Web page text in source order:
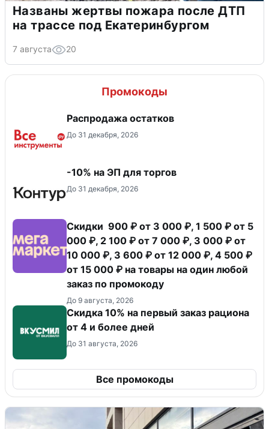
Названы жертвы пожара после ДТП
на трассе под Екатеринбургом
7 августа 20
Промокоды
Распродажа остатков
До 31 декабря, 2026
-10% на ЭП для торгов
До 31 декабря, 2026
Скидки 900 ₽ от 3 000 ₽, 1 500 ₽ от 5
000 ₽, 2 100 ₽ от 7 000 ₽, 3 000 ₽ от
10 000 ₽, 3 600 ₽ от 12 000 ₽, 4 500 ₽
от 15 000 ₽ на товары на один любой
заказ по промокоду
До 9 августа, 2026
Скидка 10% на первый заказ рациона
от 4 и более дней
До 31 августа, 2026
Все промокоды